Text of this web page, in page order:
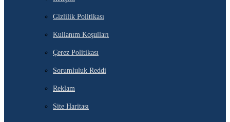
Gizlilik Politikası
Kullanım Koşulları
Çerez Politikası
Sorumluluk Reddi
Reklam
Site Haritası